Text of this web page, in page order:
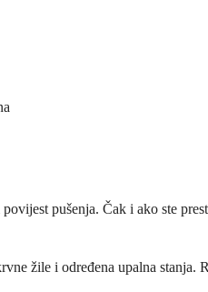
pušenja. Čak i ako ste
žile i određena upalna stanja.